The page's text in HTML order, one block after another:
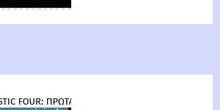
Brand New Day) New Threat
FOUR: ΠΡΩΤΑ ΒΗΜΑΤΑ - final